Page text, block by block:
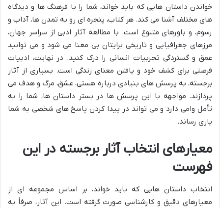
خواندن داستان هایی که باید خواند، شما را با فرهنگ ها و دیدگاه
های مختلف آشنا می کند. هر کتاب، پنجره ای رو به تمدن ها، آداب و
رسوم، و باورهای متنوع است. با مطالعه آثار ادبی از سراسر جهان،
مرزهای جغرافیایی و تاریخی برایتان بی معنا می شود و می توانید
عمق و گستردگی تجربیات انسانی را درک کنید. در نهایت، ادبیات
فرصتی برای کشف خود و یافتن معنای زندگی است. بسیاری از آثار
برجسته، به پرسش های بنیادی درباره هستی، عشق، مرگ و هدف می
پردازند. مواجهه با این پرسش ها در بستر داستان ها، شما را به
تأمل وامی دارد و می تواند در پیدا کردن پاسخ های شخصی به شما
یاری رساند.
معیارهای انتخاب آثار برجسته در این
فهرست
انتخاب داستان هایی که باید خواند، بر اساس مجموعه ای از
معیارهای دقیق و کارشناسی صورت گرفته است. این آثار، صرفاً به